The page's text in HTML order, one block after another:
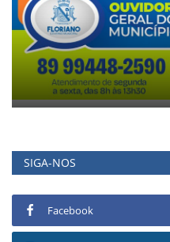
SIGA-NOS
Facebook